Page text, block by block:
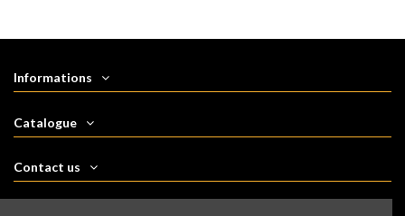
Informations
Catalogue
Contact us